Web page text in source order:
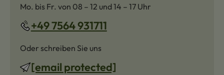
Mo. bis Fr. von 08 – 12 und 14 – 17 Uhr
+49 7564 931711
Oder schreiben Sie uns
[email protected]